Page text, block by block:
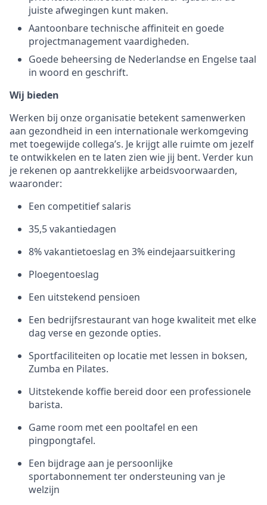
juiste afwegingen kunt maken.
Aantoonbare technische affiniteit en goede
projectmanagement vaardigheden.
Goede beheersing de Nederlandse en Engelse taal
in woord en geschrift.
Wij bieden
Werken bij onze organisatie betekent samenwerken
aan gezondheid in een internationale werkomgeving
met toegewijde collega’s. Je krijgt alle ruimte om jezelf
te ontwikkelen en te laten zien wie jij bent. Verder kun
je rekenen op aantrekkelijke arbeidsvoorwaarden,
waaronder:
Een competitief salaris
35,5 vakantiedagen
8% vakantietoeslag en 3% eindejaarsuitkering
Ploegentoeslag
Een uitstekend pensioen
Een bedrijfsrestaurant van hoge kwaliteit met elke
dag verse en gezonde opties.
Sportfaciliteiten op locatie met lessen in boksen,
Zumba en Pilates.
Uitstekende koffie bereid door een professionele
barista.
Game room met een pooltafel en een
pingpongtafel.
Een bijdrage aan je persoonlijke
sportabonnement ter ondersteuning van je
welzijn